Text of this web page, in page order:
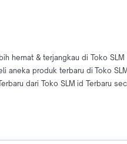
hemat & terjangkau di Toko SLM
aneka produk terbaru di Toko
dari Toko SLM id Terbaru